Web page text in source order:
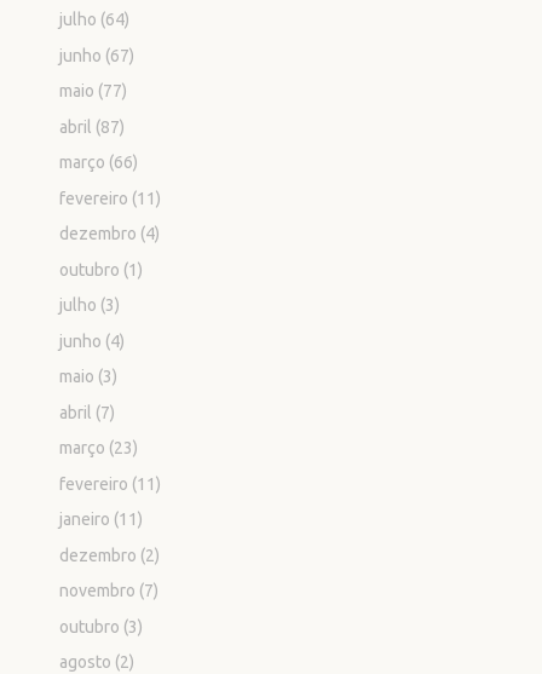
julho (64)
junho (67)
maio (77)
abril (87)
março (66)
fevereiro (11)
dezembro (4)
outubro (1)
julho (3)
junho (4)
maio (3)
abril (7)
março (23)
fevereiro (11)
janeiro (11)
dezembro (2)
novembro (7)
outubro (3)
agosto (2)